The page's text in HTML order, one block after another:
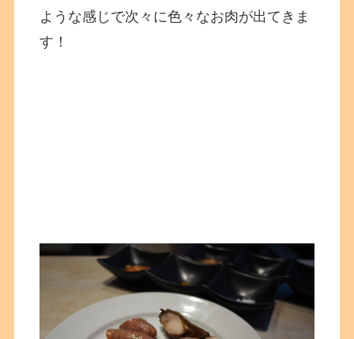
ような感じで次々に色々なお肉が出てきま
す！